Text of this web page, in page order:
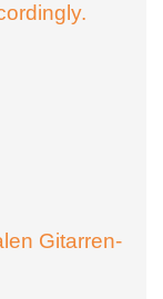
Gitarren-